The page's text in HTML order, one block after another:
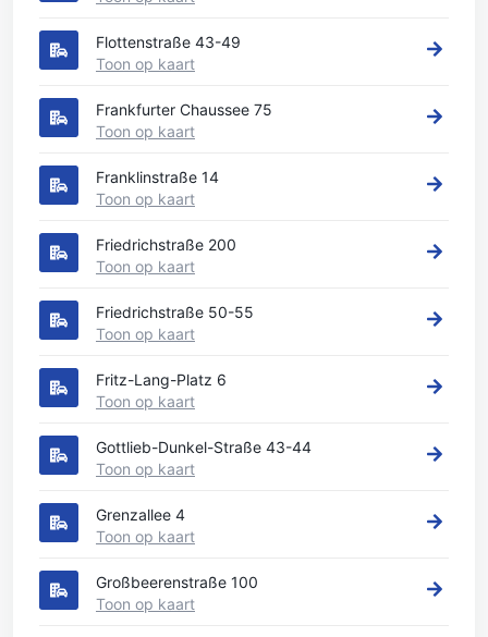
Flottenstraße 43-49
Toon op kaart
Frankfurter Chaussee 75
Toon op kaart
Franklinstraße 14
Toon op kaart
Friedrichstraße 200
Toon op kaart
Friedrichstraße 50-55
Toon op kaart
Fritz-Lang-Platz 6
Toon op kaart
Gottlieb-Dunkel-Straße 43-44
Toon op kaart
Grenzallee 4
Toon op kaart
Großbeerenstraße 100
Toon op kaart